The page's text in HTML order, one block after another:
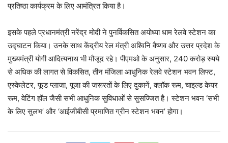
प्रतिष्ठा कार्यक्रम के लिए आमंत्रित किया है।
इसके पहले प्रधानमंत्री नरेंद्र मोदी ने पुनर्विकसित अयोध्या धाम रेलवे स्टेशन का
उद्घाटन किया। उनके साथ केंद्रीय रेल मंत्री अश्विनि वैष्णव और उत्तर प्रदेश के
मुख्यमंत्री योगी आदित्यनाथ भी मौजूद रहे। पीएमओ के अनुसार, 240 करोड़ रुपये
से अधिक की लागत से विकसित, तीन मंजिला आधुनिक रेलवे स्टेशन भवन लिफ्ट,
एस्केलेटर, फूड प्लाजा, पूजा की जरूरतों के लिए दुकानें, क्लॉक रूम, चाइल्ड केयर
रूम, वेटिंग हॉल जैसी सभी आधुनिक सुविधाओं से सुसज्जित है। स्टेशन भवन ‘सभी
के लिए सुलभ’ और ‘आईजीबीसी प्रमाणित ग्रीन स्टेशन भवन’ होगा।